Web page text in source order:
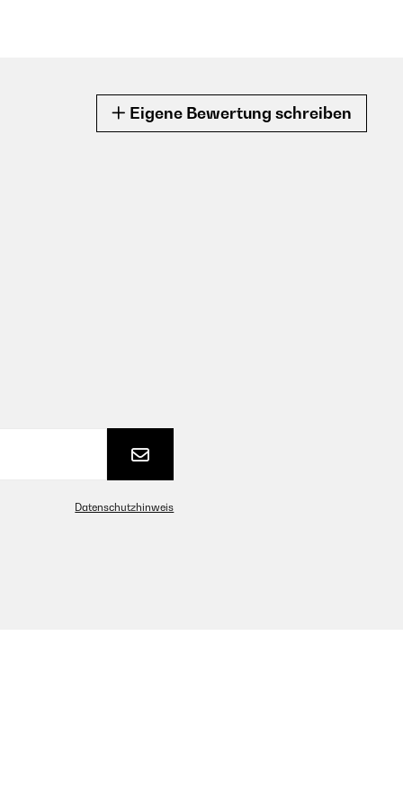
Eigene Bewertung schreiben
Datenschutzhinweis